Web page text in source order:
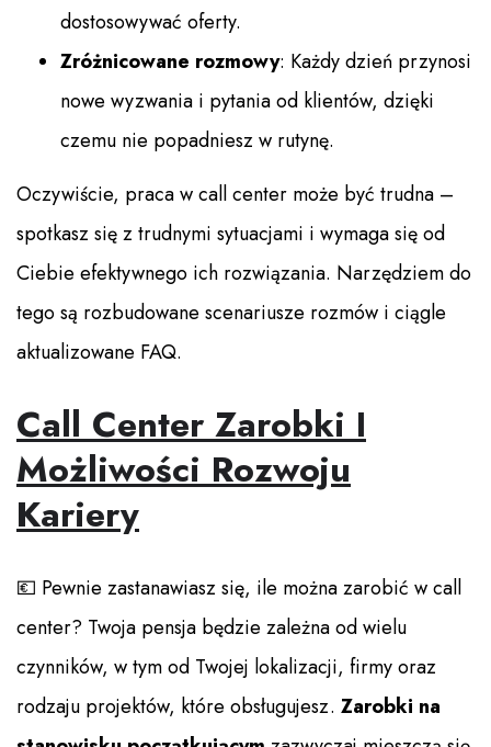
dostosowywać oferty.
Zróżnicowane rozmowy: Każdy dzień przynosi
nowe wyzwania i pytania od klientów, dzięki
czemu nie popadniesz w rutynę.
Oczywiście, praca w call center może być trudna –
spotkasz się z trudnymi sytuacjami i wymaga się od
Ciebie efektywnego ich rozwiązania. Narzędziem do
tego są rozbudowane scenariusze rozmów i ciągle
aktualizowane FAQ.
Call Center Zarobki I
Możliwości Rozwoju
Kariery
💶 Pewnie zastanawiasz się, ile można zarobić w call
center? Twoja pensja będzie zależna od wielu
czynników, w tym od Twojej lokalizacji, firmy oraz
rodzaju projektów, które obsługujesz. Zarobki na